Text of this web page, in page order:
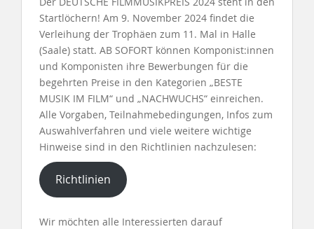
Startlöchern! Am 9. November 2024 findet die
Verleihung der Trophäen zum 11. Mal in Halle
(Saale) statt. AB SOFORT können Komponist:innen
und Komponisten ihre Bewerbungen für die
begehrten Preise in den Kategorien „BESTE
MUSIK IM FILM“ und „NACHWUCHS“ einreichen.
Alle Vorgaben, Teilnahmebedingungen, Infos zum
Auswahlverfahren und viele weitere wichtige
Hinweise sind in den Richtlinien nachzulesen:
Richtlinien
Wir möchten alle Interessierten darauf